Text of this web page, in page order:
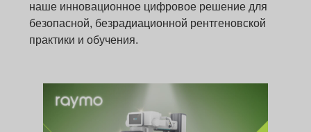
наше инновационное цифровое решение для
безопасной, безрадиационной рентгеновской
практики и обучения.